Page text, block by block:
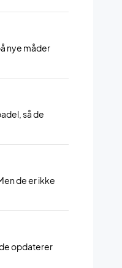
nye måder
så de
de er ikke
opdaterer